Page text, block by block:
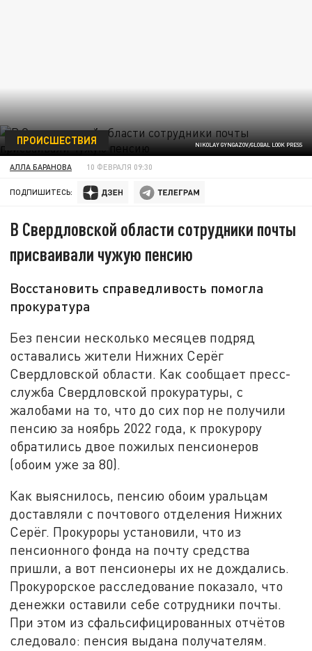
NIKOLAY GYNGAZOV/GLOBAL LOOK PRESS
ПРОИСШЕСТВИЯ
АЛЛА БАРАНОВА 10 ФЕВРАЛЯ 09:30
ПОДПИШИТЕСЬ:
В Свердловской области сотрудники почты
присваивали чужую пенсию
Восстановить справедливость помогла
прокуратура
Без пенсии несколько месяцев подряд
оставались жители Нижних Серёг
Свердловской области. Как сообщает пресс-
служба Свердловской прокуратуры, с
жалобами на то, что до сих пор не получили
пенсию за ноябрь 2022 года, к прокурору
обратились двое пожилых пенсионеров
(обоим уже за 80).
Как выяснилось, пенсию обоим уральцам
доставляли с почтового отделения Нижних
Серёг. Прокуроры установили, что из
пенсионного фонда на почту средства
пришли, а вот пенсионеры их не дождались.
Прокурорское расследование показало, что
денежки оставили себе сотрудники почты.
При этом из сфальсифицированных отчётов
следовало: пенсия выдана получателям.